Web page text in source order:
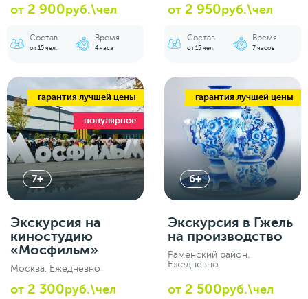
от 2 900руб.\чел
Состав
от 15 чел.
Время
4 часа
от 2 950руб.\чел
Состав
от 15 чел.
Время
7 часов
гарантия лучшей цены
популярное
7+
Экскурсия на
киностудию
«Мосфильм»
Москва. Ежедневно
от 2 300руб.\чел
гарантия лучшей цены
6+
Экскурсия в Гжель
на производство
Раменский район.
Ежедневно
от 2 500руб.\чел